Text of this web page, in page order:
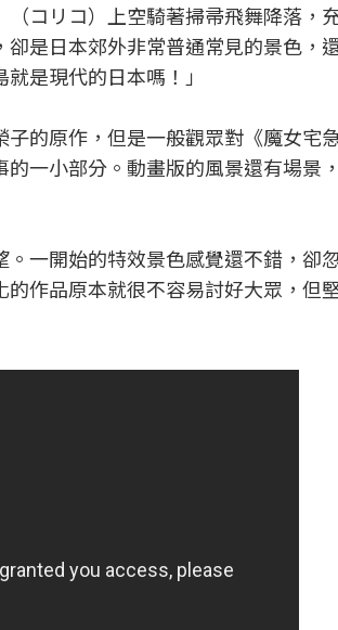
コリコ）上空騎著掃帚飛舞降落，
是日本郊外非常普通常見的景色，
是現代的日本嗎！」
的原作，但是一般觀眾對《魔女宅
一小部分。動畫版的風景還有場景
一開始的特效景色感覺還不錯，卻
作品原本就很不容易討好大眾，但